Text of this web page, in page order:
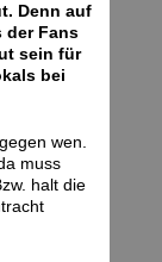
Denn auf
der Fans
sein für
bei
wen.
muss
halt die